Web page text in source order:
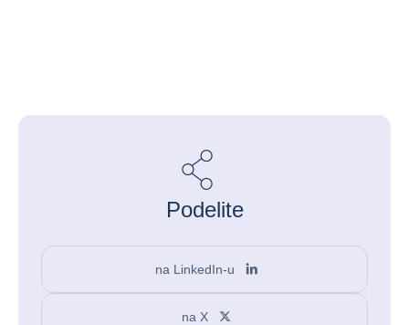
Podelite
na LinkedIn-u
na X